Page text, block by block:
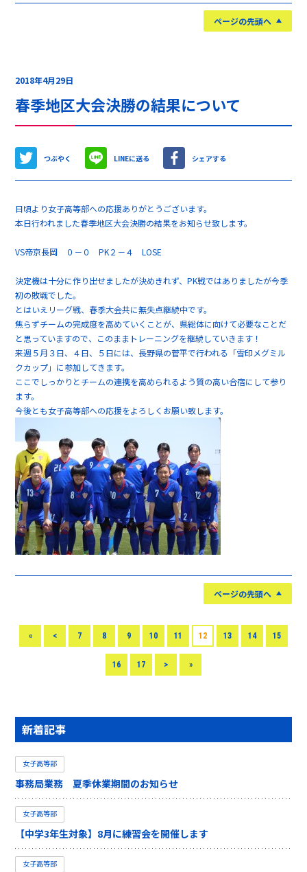
ページの先頭へ
2018年4月29日
春季地区大会決勝の結果について
つぶやく LINEに送る シェアする
日頃より女子高等部への応援ありがとうございます。
本日行われました春季地区大会決勝の結果をお知らせ致します。
VS帝京長岡 ０－０ PK２－４ LOSE
決定機は十分に作り出せましたが決めきれず、PK戦ではありましたが今季
初の敗戦でした。
とはいえリーグ戦、春季大会共に無失点継続中です。
焦らずチームの完成度を高めていくことが、県総体に向けて必要なことだ
と思っていますので、このままトレーニングを継続していきます！
来週５月３日、４日、５日には、長野県の菅平で行われる「雪印メグミル
クカップ」に参加してきます。
ここでしっかりとチームの連携を高められるよう質の高い合宿にして参り
ます。
今後とも女子高等部への応援をよろしくお願い致します。
ページの先頭へ
« < 7 8 9 10 11 12 13 14 15
16 17 > »
新着記事
女子高等部
事務局業務 夏季休業期間のお知らせ
女子高等部
【中学3年生対象】8月に練習会を開催します
女子高等部